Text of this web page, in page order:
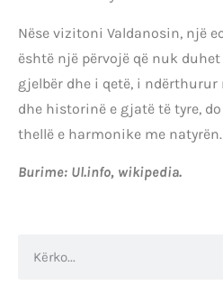
Nëse vizitoni Valdanosin, një
është një përvojë që nuk
gjelbër dhe i qetë, i
dhe historinë e gjatë të tyre,
thellë e harmonike me natyrën.
Burime: Ul.info, wikipedia.